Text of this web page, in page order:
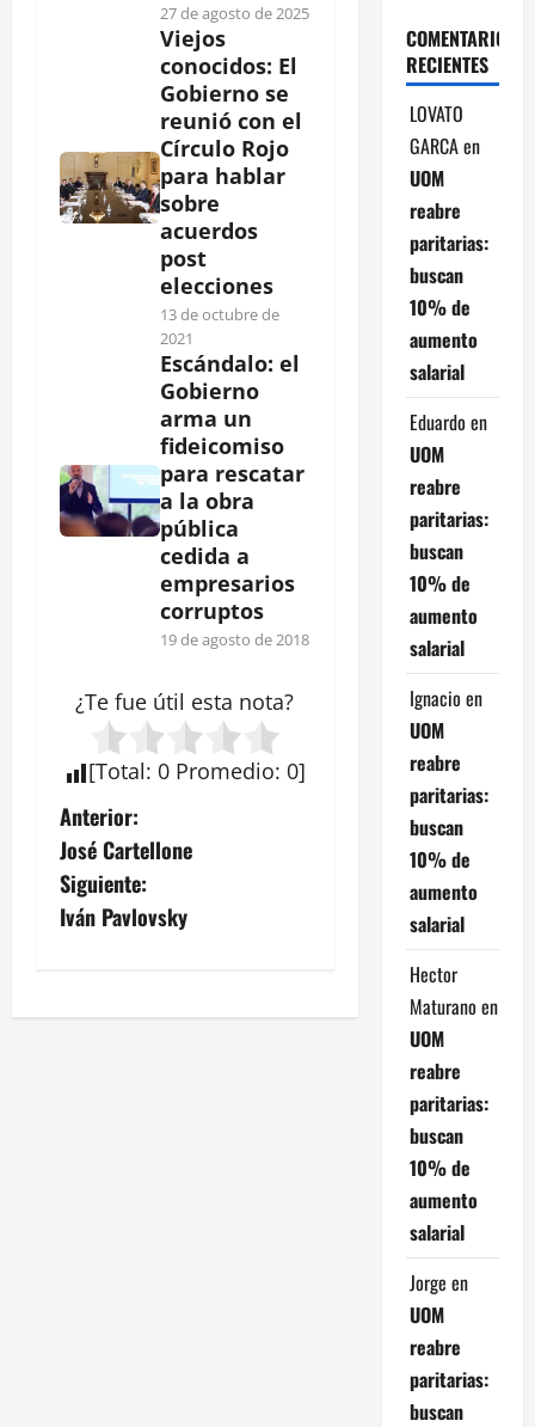
27 de agosto de 2025
Viejos
conocidos: El
Gobierno se
reunió con el
Círculo Rojo
para hablar
sobre
acuerdos
post
elecciones
13 de octubre de
2021
Escándalo: el
Gobierno
arma un
fideicomiso
para rescatar
a la obra
pública
cedida a
empresarios
corruptos
19 de agosto de 2018
¿Te fue útil esta nota?
[Total: 0 Promedio: 0]
N
a
v
g
Anterior:
José Cartellone
Siguiente:
Iván Pavlovsky
COMENTARIOS
RECIENTES
LOVATO
GARCAen
UOM
reabre
paritarias:
buscan
10% de
aumento
salarial
Eduardo en
UOM
reabre
paritarias:
buscan
10% de
aumento
salarial
Ignacio en
UOM
reabre
paritarias:
buscan
10% de
aumento
salarial
Hector
Maturano en
UOM
reabre
paritarias:
buscan
10% de
aumento
salarial
Jorge en
UOM
reabre
paritarias:
buscan